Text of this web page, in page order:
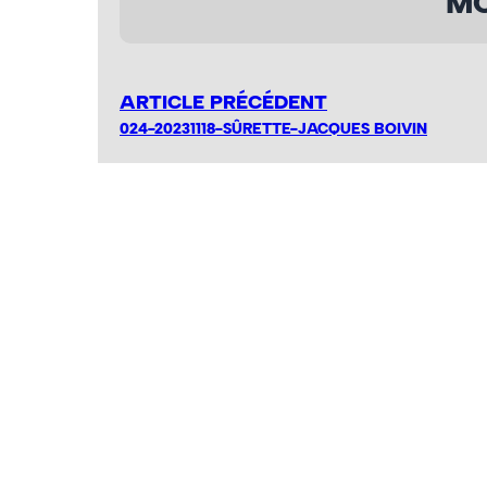
ARTICLE PRÉCÉDENT
024-20231118-SÛRETTE-JACQUES BOIVIN